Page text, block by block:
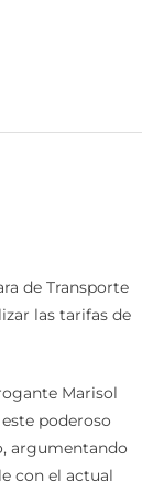
de Transporte
las tarifas de
Marisol
poderoso
argumentando
con el actual